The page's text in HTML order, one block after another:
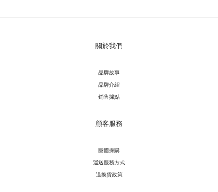
關於我們
品牌故事
品牌介紹
銷售據點
顧客服務
團體採購
運送服務方式
退換貨政策